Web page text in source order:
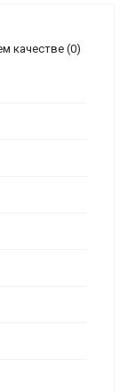
качестве (0)